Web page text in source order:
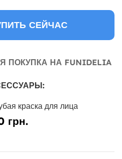
СЕЙЧАС
ПОКУПКА НА FUNIDELIA
краска для лица
грн.